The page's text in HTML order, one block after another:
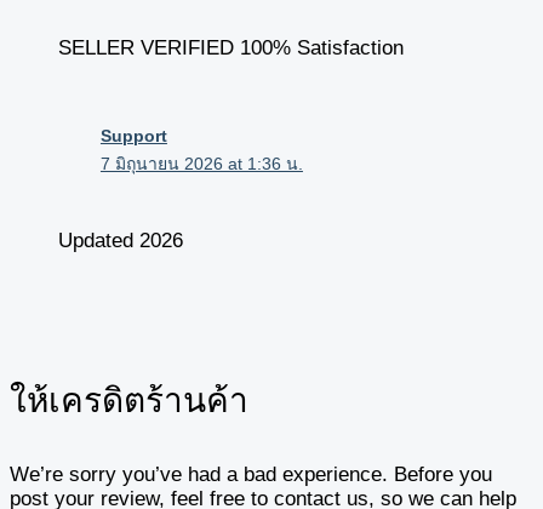
SELLER VERIFIED 100% Satisfaction
Support
7 มิถุนายน 2026 at 1:36 น.
Updated 2026
ให้เครดิตร้านค้า
We’re sorry you’ve had a bad experience. Before you
post your review, feel free to contact us, so we can help